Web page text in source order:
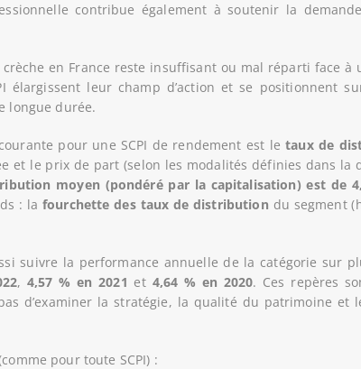
contribue également à soutenir la
en France reste insuffisant ou mal réparti face
élargissent leur champ d’action et se positionnent
longue durée.
pour une SCPI de rendement est letaux de
et le prix de part (selon les modalités définies dans la
moyen (pondéré par la capitalisation) est de
: lafourchette des taux de distribution du segment
suivre la performance annuelle de la catégorie sur
, 4,57 % en 2021 et 4,64 % en 2020. Ces repères
d’examiner la stratégie, la qualité du patrimoine et
pour toute SCPI) :